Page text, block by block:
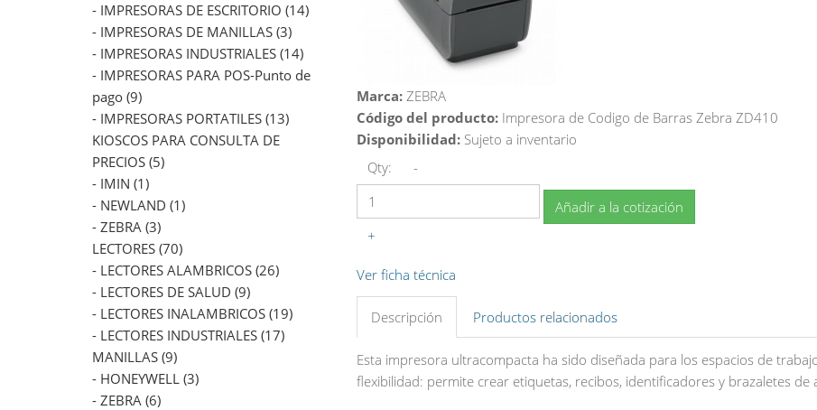
Marca: ZEBRA
Código del producto: Impresora de Codigo de Barras Zebra ZD410
Disponibilidad: Sujeto a inventario
Qty:
-
+
Añadir a la cotización
Ver ficha técnica
Descripción Productos relacionados
Esta impresora ultracompacta ha sido diseñada para los espacios de
flexibilidad: permite crear etiquetas, recibos, identificadores y brazaletes de
- IMPRESORAS DE ESCRITORIO (14)
- IMPRESORAS DE MANILLAS (3)
- IMPRESORAS INDUSTRIALES (14)
- IMPRESORAS PARA POS-Punto de
pago (9)
- IMPRESORAS PORTATILES (13)
KIOSCOS PARA CONSULTA DE
PRECIOS (5)
- IMIN (1)
- NEWLAND (1)
- ZEBRA (3)
LECTORES (70)
- LECTORES ALAMBRICOS (26)
- LECTORES DE SALUD (9)
- LECTORES INALAMBRICOS (19)
- LECTORES INDUSTRIALES (17)
MANILLAS (9)
- HONEYWELL (3)
- ZEBRA (6)